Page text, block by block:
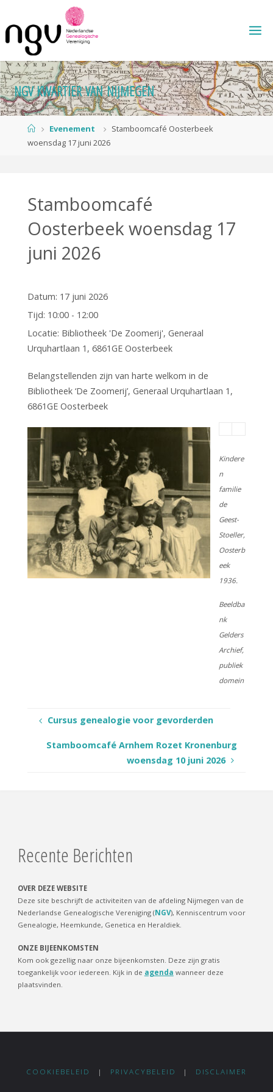
naar
inhoud
NGV KWARTIER VAN NIJMEGEN
HomeEvenement
Stamboomcafé Oosterbeek
woensdag 17 juni 2026
Stamboomcafé
Oosterbeek woensdag 17
juni 2026
Datum: 17 juni 2026
Tijd: 10:00 - 12:00
Locatie: Bibliotheek 'De Zoomerij', Generaal
Urquhartlaan 1, 6861GE Oosterbeek
Belangstellenden zijn van harte welkom in de
Bibliotheek ‘De Zoomerij’, Generaal Urquhartlaan 1,
6861GE Oosterbeek
Kindere
n
familie
de
Geest-
Stoeller,
Oosterb
eek
1936.
Beeldba
nk
Gelders
Archief,
publiek
domein
Cursus genealogie voor gevorderden
Stamboomcafé Arnhem Rozet Kronenburg
woensdag 10 juni 2026
Recente Berichten
OVER DEZE WEBSITE
Deze site beschrijft de activiteiten van de afdeling Nijmegen van de
Nederlandse Genealogische Vereniging (NGV), Kenniscentrum voor
Genealogie, Heemkunde, Genetica en Heraldiek.
ONZE BIJEENKOMSTEN
Kom ook gezellig naar onze bijeenkomsten. Deze zijn gratis
toegankelijk voor iedereen. Kijk in de agenda wanneer deze
plaatsvinden.
COOKIEBELEID | PRIVACYBELEID | DISCLAIMER